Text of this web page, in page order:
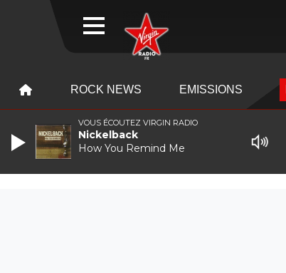
ROCK NEWS EMISSIONS
VOUS ÉCOUTEZ VIRGIN RADIO
Nickelback
How You Remind Me
WEBRADIO